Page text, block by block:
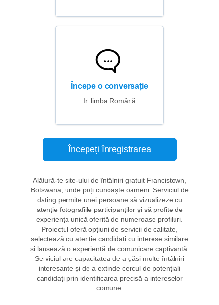
Începe o conversație
In limba Română
Începeți înregistrarea
Alătură-te site-ului de întâlniri gratuit Francistown,
Botswana, unde poți cunoaște oameni. Serviciul de
dating permite unei persoane să vizualizeze cu
atenție fotografiile participanților și să profite de
experiența unică oferită de numeroase profiluri.
Proiectul oferă opțiuni de servicii de calitate,
selectează cu atenție candidați cu interese similare
și lansează o experiență de comunicare captivantă.
Serviciul are capacitatea de a găsi multe întâlniri
interesante și de a extinde cercul de potențiali
candidați prin identificarea precisă a intereselor
comune.